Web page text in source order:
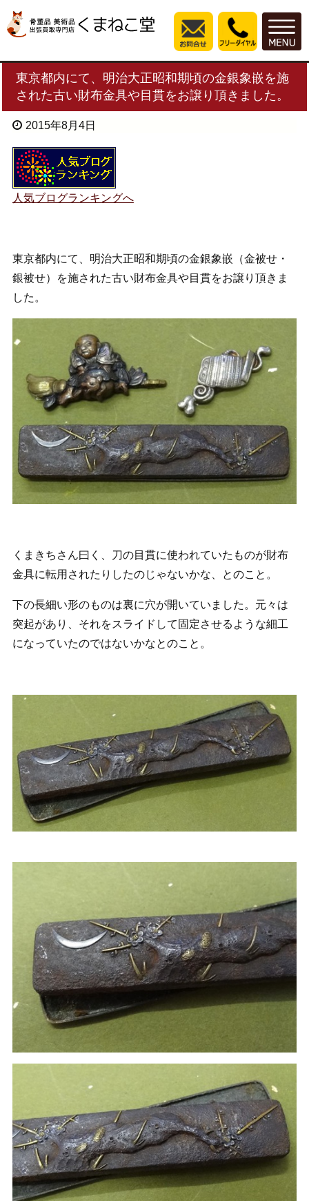
東京都内にて、明治大正昭和期頃の金銀象嵌を施
された古い財布金具や目貫をお譲り頂きました。
2015年8月4日
人気ブログランキングへ
東京都内にて、明治大正昭和期頃の金銀象嵌（金被せ・
銀被せ）を施された古い財布金具や目貫をお譲り頂きま
した。
くまきちさん曰く、刀の目貫に使われていたものが財布
金具に転用されたりしたのじゃないかな、とのこと。
下の長細い形のものは裏に穴が開いていました。元々は
突起があり、それをスライドして固定させるような細工
になっていたのではないかなとのこと。